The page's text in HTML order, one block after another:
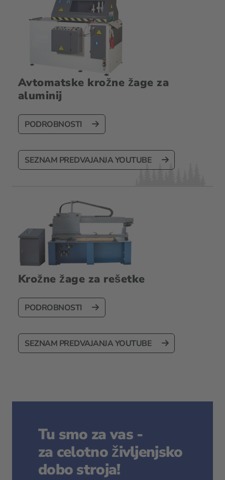
Avtomatske krožne žage za
aluminij
PODROBNOSTI
SEZNAM PREDVAJANJA YOUTUBE
Krožne žage za rešetke
PODROBNOSTI
SEZNAM PREDVAJANJA YOUTUBE
Tu smo za vas -
za celotno življenjsko
dobo stroja!